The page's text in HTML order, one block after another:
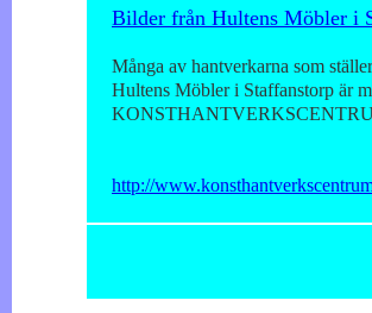
Bilder från Hultens Möbler i
Många av hantverkarna som
Hultens Möbler i Staffanstorp är
http://